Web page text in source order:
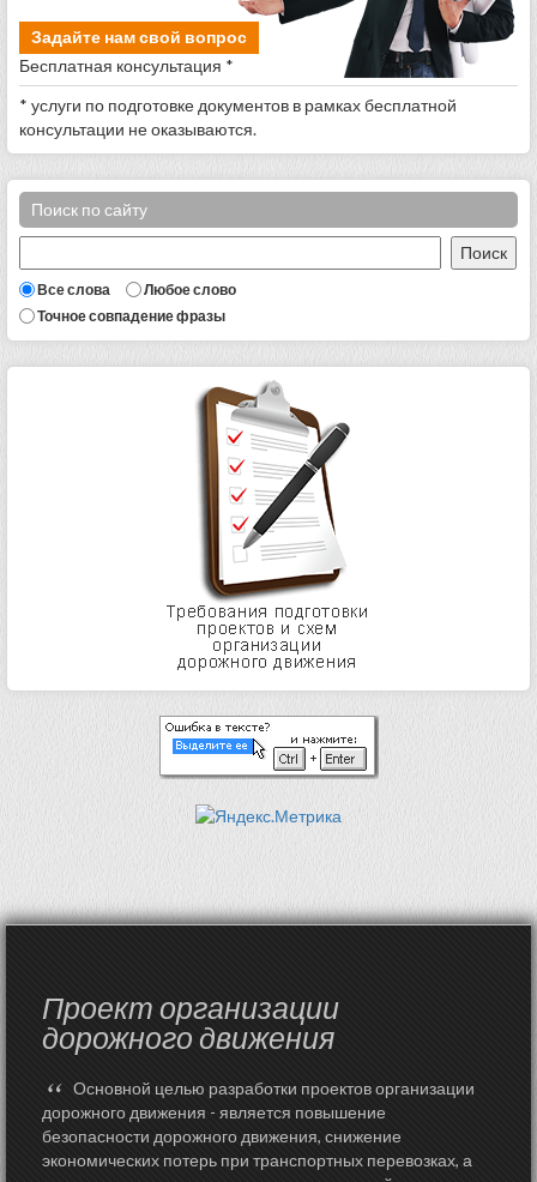
Задайте нам свой вопрос
Бесплатная консультация *
* услуги по подготовке документов в рамках бесплатной
консультации не оказываются.
Поиск по сайту
Все слова
Любое слово
Точное совпадение фразы
Проект организации
дорожного движения
“ Основной целью разработки проектов организации
дорожного движения - является повышение
безопасности дорожного движения, снижение
экономических потерь при транспортных перевозках, а